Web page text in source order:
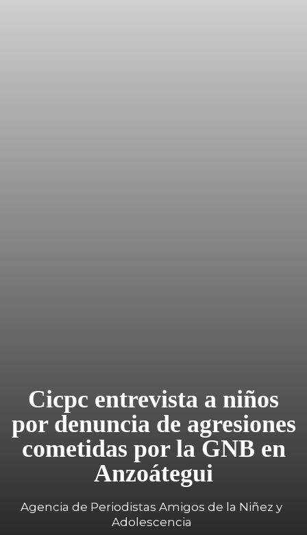
Cicpc entrevista a niños
por denuncia de agresiones
cometidas por la GNB en
Anzoátegui
Agencia de Periodistas Amigos de la Niñez y
Adolescencia